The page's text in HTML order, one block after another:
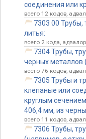
соединения или
всего 12 кодов,
7303 00 Трубы,
литья:
всего 2 кода,
7304 Трубы,
черных металлов
всего 76 кодов,
7305 Трубы и
клепаные или
круглым
406,4 мм, из
всего 11 кодов,
7306 Трубы,